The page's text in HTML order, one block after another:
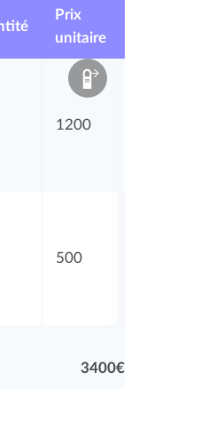
Prix
unitaire
1200
500